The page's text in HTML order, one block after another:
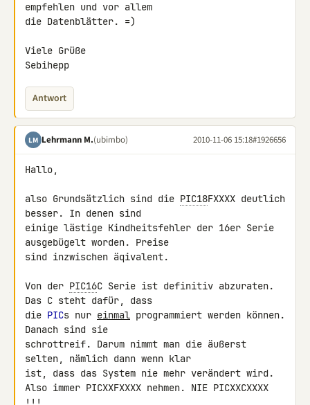
empfehlen und vor allem
die Datenblätter. =)
Viele Grüße
Sebihepp
Antwort
LM Lehrmann M.(ubimbo) 2010-11-06 15:18#1926656
Hallo,
also Grundsätzlich sind die PIC18FXXXX deutlich
besser. In denen sind
einige lästige Kindheitsfehler der 16er Serie
ausgebügelt worden. Preise
sind inzwischen äqivalent.
Von der PIC16C Serie ist definitiv abzuraten.
Das C steht dafür, dass
die PICs nur einmal programmiert werden können.
Danach sind sie
schrottreif. Darum nimmt man die äußerst
selten, nämlich dann wenn klar
ist, dass das System nie mehr verändert wird.
Also immer PICXXFXXXX nehmen. NIE PICXXCXXXX
!!!